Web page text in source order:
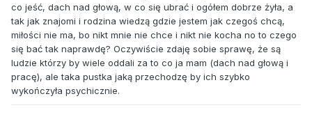
co jeść, dach nad głową, w co się ubrać i ogółem dobrze żyła, a
tak jak znajomi i rodzina wiedzą gdzie jestem jak czegoś chcą,
miłości nie ma, bo nikt mnie nie chce i nikt nie kocha no to czego
się bać tak naprawdę? Oczywiście zdaję sobie sprawę, że są
ludzie którzy by wiele oddali za to co ja mam (dach nad głową i
pracę), ale taka pustka jaką przechodzę by ich szybko
wykończyła psychicznie.